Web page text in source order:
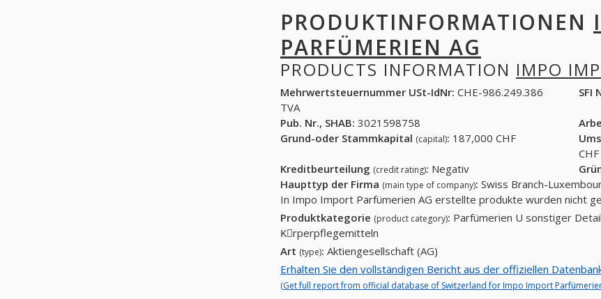
PRODUKTINFORMATIONEN
PARFÜMERIEN AG
PRODUCTS INFORMATION IMPO
Mehrwertsteuernummer USt-IdNr: CHE-986.249.386
TVA
SFI
Pub. Nr., SHAB: 3021598758
Grund-oder Stammkapital (capital): 187,000 CHF
CHF
Kreditbeurteilung (credit rating): Negativ
Haupttyp der Firma (main type of company): Swiss Branch-
In Impo Import Parfümerien AG erstellte produkte wurden nicht
Produktkategorie (product category): Parfümerien U sonstiger
Kِrperpflegemitteln
Art (type): Aktiengesellschaft (AG)
Erhalten Sie den vollständigen Bericht aus der offiziellen
(Get full report from official database of Switzerland for Impo Import